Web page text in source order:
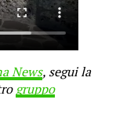
News, segui la
gruppo